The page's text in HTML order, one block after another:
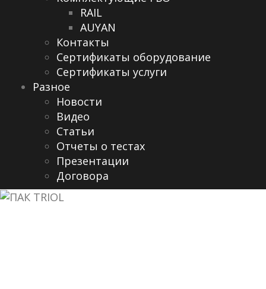
RAIL
AUYAN
Контакты
Сертификаты оборудование
Сертификаты услуги
Разное
Новости
Видео
Cтатьи
Отчеты о тестах
Презентации
Договора